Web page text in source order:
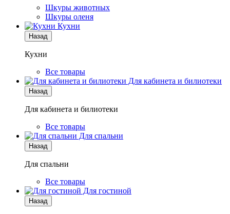
Шкуры животных
Шкуры оленя
Кухни
Назад
Кухни
Все товары
Для кабинета и билиотеки
Назад
Для кабинета и билиотеки
Все товары
Для спальни
Назад
Для спальни
Все товары
Для гостиной
Назад